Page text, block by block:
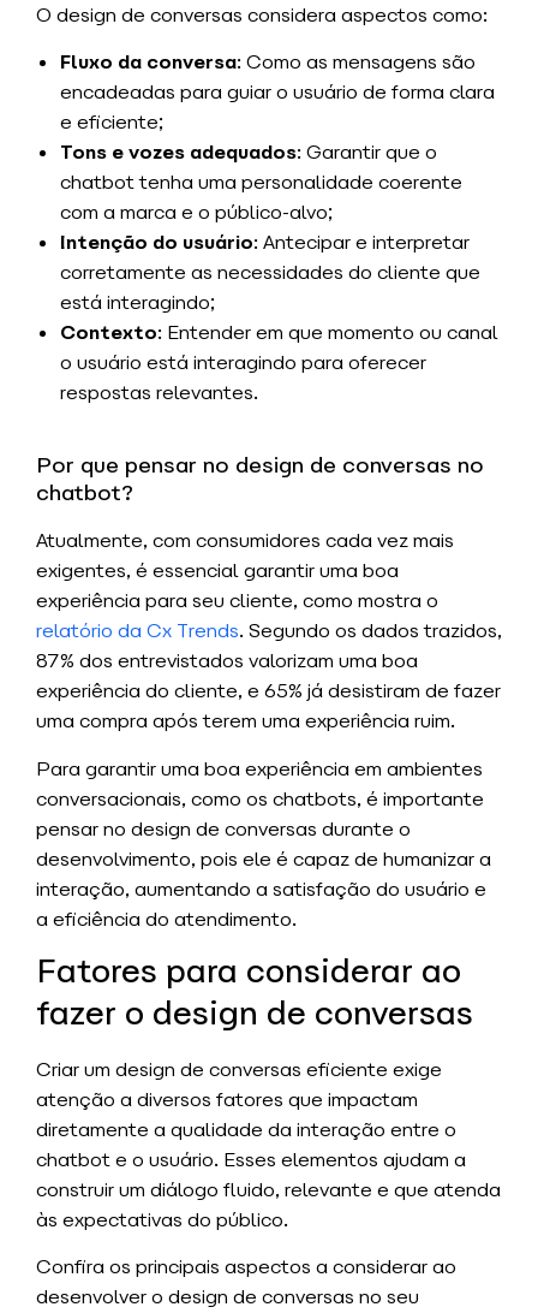
O design de conversas considera aspectos como:
Fluxo da conversa: Como as mensagens são
encadeadas para guiar o usuário de forma clara
e eficiente;
Tons e vozes adequados: Garantir que o
chatbot tenha uma personalidade coerente
com a marca e o público-alvo;
Intenção do usuário: Antecipar e interpretar
corretamente as necessidades do cliente que
está interagindo;
Contexto: Entender em que momento ou canal
o usuário está interagindo para oferecer
respostas relevantes.
Por que pensar no design de conversas no
chatbot?
Atualmente, com consumidores cada vez mais
exigentes, é essencial garantir uma boa
experiência para seu cliente, como mostra o
relatório da Cx Trends. Segundo os dados trazidos,
87% dos entrevistados valorizam uma boa
experiência do cliente, e 65% já desistiram de fazer
uma compra após terem uma experiência ruim.
Para garantir uma boa experiência em ambientes
conversacionais, como os chatbots, é importante
pensar no design de conversas durante o
desenvolvimento, pois ele é capaz de humanizar a
interação, aumentando a satisfação do usuário e
a eficiência do atendimento.
Fatores para considerar ao
fazer o design de conversas
Criar um design de conversas eficiente exige
atenção a diversos fatores que impactam
diretamente a qualidade da interação entre o
chatbot e o usuário. Esses elementos ajudam a
construir um diálogo fluido, relevante e que atenda
às expectativas do público.
Confira os principais aspectos a considerar ao
desenvolver o design de conversas no seu